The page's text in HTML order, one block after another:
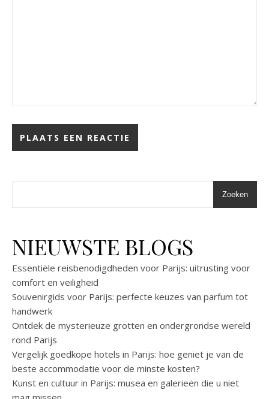
Zoeken
NIEUWSTE BLOGS
Essentiële reisbenodigdheden voor Parijs: uitrusting voor
comfort en veiligheid
Souvenirgids voor Parijs: perfecte keuzes van parfum tot
handwerk
Ontdek de mysterieuze grotten en ondergrondse wereld
rond Parijs
Vergelijk goedkope hotels in Parijs: hoe geniet je van de
beste accommodatie voor de minste kosten?
Kunst en cultuur in Parijs: musea en galerieën die u niet